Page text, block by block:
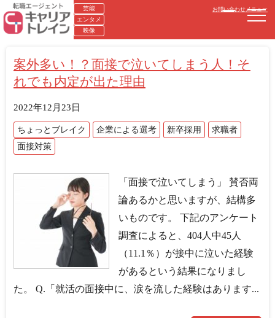
芸能
エンタメ
映像
お問い合わせメニュー
案外多い！？面接で泣いてしまう人！そ
れでも内定が出た理由
2022年12月23日
ちょっとブレイク 企業による選考 新卒採用
求職者
面接対策
「面接で泣いてしまう」 賛否両
論あるかと思いますが、結構多
いものです。 下記のアンケート
調査によると、404人中45人
（11.1％）が接中に泣いた経験
があるという結果になりまし
た。 Q.「就活の面接中に、涙を流した経験はあります...